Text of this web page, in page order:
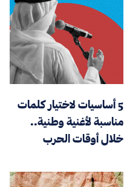
5 أساسيات لاختيار كلمات
مناسبة لأغنية وطنية..
خلال أوقات الحرب